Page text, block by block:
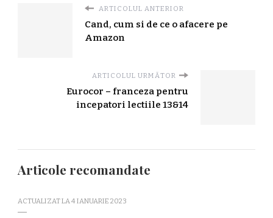
ARTICOLUL ANTERIOR
Cand, cum si de ce o afacere pe
Amazon
ARTICOLUL URMĂTOR
Eurocor – franceza pentru
incepatori lectiile 13&14
Articole recomandate
ACTUALIZAT LA4 IANUARIE 2023